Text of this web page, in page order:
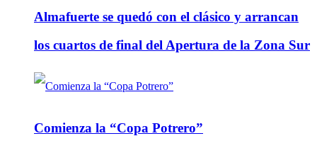
Almafuerte se quedó con el clásico y arrancan
los cuartos de final del Apertura de la Zona Sur
Comienza la “Copa Potrero”